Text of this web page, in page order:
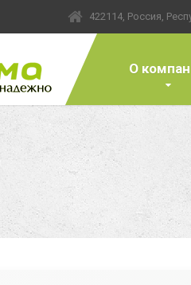
422114, Россия,
О